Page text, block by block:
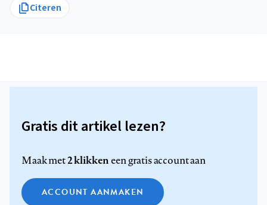
Citeren
Gratis dit artikel lezen?
Maak met2 klikkeneen gratis account aan
ACCOUNT AANMAKEN